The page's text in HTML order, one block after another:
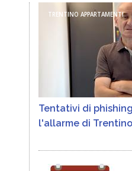
TRENTINO APPARTAMENTI
Tentativi di
l'allarme di